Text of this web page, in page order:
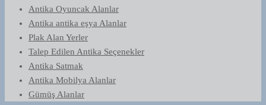
Antika Oyuncak Alanlar
Antika antika eşya Alanlar
Plak Alan Yerler
Talep Edilen Antika Seçenekler
Antika Satmak
Antika Mobilya Alanlar
Gümüş Alanlar